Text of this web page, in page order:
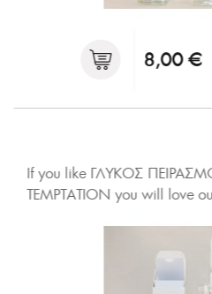
8,00 €
If you like ΓΛΥΚΟΣ
TEMPTATION you will love